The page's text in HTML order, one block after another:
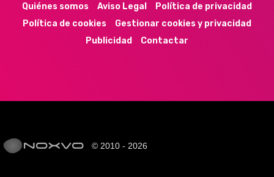
Quiénes somos Aviso Legal
Política de privacidad
Política de cookies
Gestionar cookies y privacidad
Publicidad
Contactar
© 2010 - 2026